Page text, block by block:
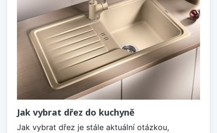
Jak vybrat dřez do kuchyně
Jak vybrat dřez je stále aktuální otázkou,